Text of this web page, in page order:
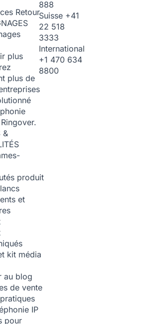
Retour
plus
plus de
&
produit
et
kit média
au blog
de vente
IP
pour
888
Suisse +41
22 518
3333
International
+1 470 634
8800